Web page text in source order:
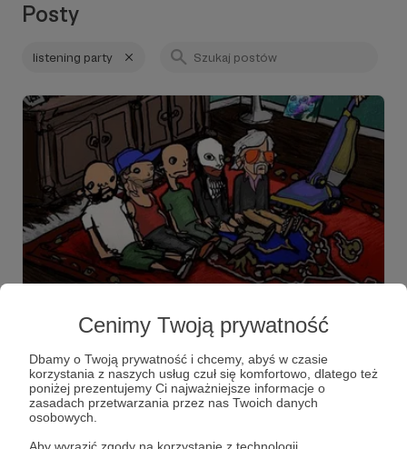
Cenimy Twoją prywatność
Dbamy o Twoją prywatność i chcemy, abyś w czasie
korzystania z naszych usług czuł się komfortowo, dlatego też
poniżej prezentujemy Ci najważniejsze informacje o
zasadach przetwarzania przez nas Twoich danych
osobowych.
Aby wyrazić zgody na korzystanie z technologii
Posty
listening party
Listening party nowego albumu Limp
Bizkit
[Post dla Patronów wspierających od kwoty 14 zł]
listening party discord